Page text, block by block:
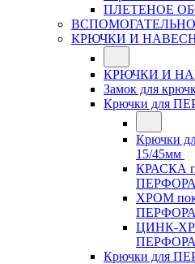
ПЛЕТЕНОЕ
КРЮЧКИ И
КРЮЧКИ И
Замок для
Крючки для
Крючки
15/45мм
КРАСКА
ХРОМ
ЦИНК-
Крючки для